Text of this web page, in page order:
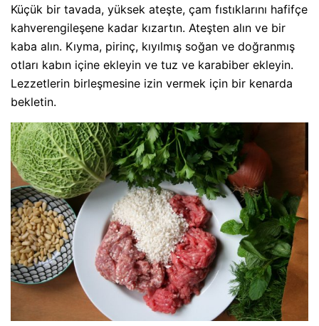
Küçük bir tavada, yüksek ateşte, çam fıstıklarını hafifçe
kahverengileşene kadar kızartın. Ateşten alın ve bir
kaba alın. Kıyma, pirinç, kıyılmış soğan ve doğranmış
otları kabın içine ekleyin ve tuz ve karabiber ekleyin.
Lezzetlerin birleşmesine izin vermek için bir kenarda
bekletin.